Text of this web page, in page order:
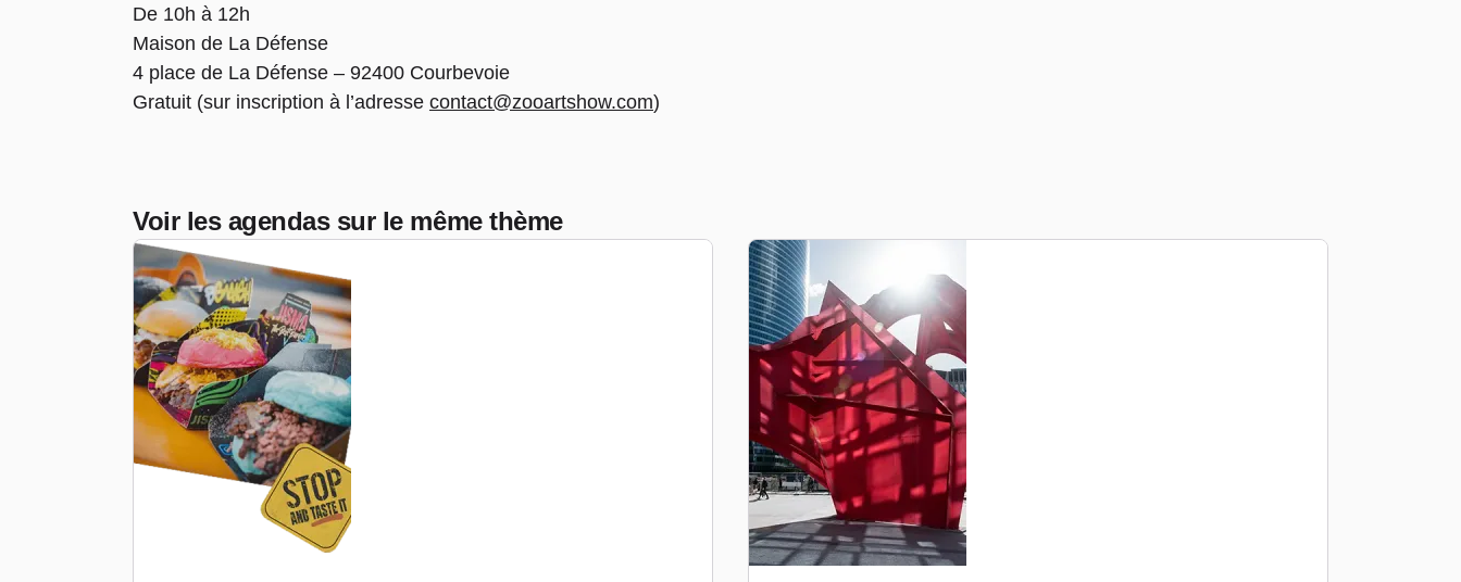
De 10h à 12h
Maison de La Défense
4 place de La Défense – 92400 Courbevoie
Gratuit (sur inscription à l’adresse contact@zooartshow.com)
Voir les agendas sur le même thème